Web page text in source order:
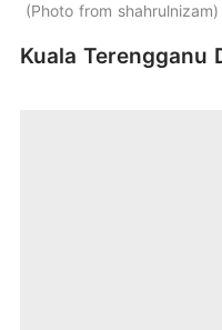
Photo from shahrulnizam
Kuala Terengganu